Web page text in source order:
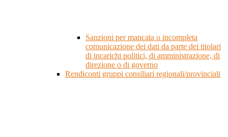
Sanzioni per mancata o incompleta
comunicazione dei dati da parte dei titolari
di incarichi politici, di amministrazione, di
direzione o di governo
Rendiconti gruppi consiliari regionali/provinciali